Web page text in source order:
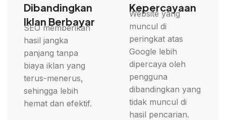
Dibandingkan
Iklan Berbayar
SEO memberikan
hasil jangka
panjang tanpa
biaya iklan yang
terus-menerus,
sehingga lebih
hemat dan efektif.
Kepercayaan
Website yang
muncul di
peringkat atas
Google lebih
dipercaya oleh
pengguna
dibandingkan yang
tidak muncul di
hasil pencarian.